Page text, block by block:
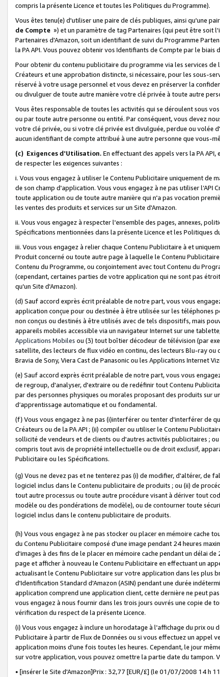
compris la présente Licence et toutes les Politiques du Programme).
Vous êtes tenu(e) d'utiliser une paire de clés publiques, ainsi qu'une
de Compte ») et un paramètre de tag Partenaires (qui peut être soit
Partenaires d'Amazon, soit un identifiant de suivi du Programme
la PA API. Vous pouvez obtenir vos Identifiants de Compte par le biais
Pour obtenir du contenu publicitaire du programme via les services
Créateurs et une approbation distincte, si nécessaire, pour les sous-
réservé à votre usage personnel et vous devez en préserver la
ou divulguer de toute autre manière votre clé privée à toute autre
Vous êtes responsable de toutes les activités qui se déroulent sous
ou par toute autre personne ou entité. Par conséquent, vous devez
votre clé privée, ou si votre clé privée est divulguée, perdue ou volée
aucun identifiant de compte attribué à une autre personne que vous-
(c) Exigences d'Utilisation. En effectuant des appels vers la PA
de respecter les exigences suivantes :
i. Vous vous engagez à utiliser le Contenu Publicitaire uniquement de
de son champ d'application. Vous vous engagez à ne pas utiliser l’API
toute application ou de toute autre manière qui n'a pas vocation
les ventes des produits et services sur un Site d'Amazon.
ii. Vous vous engagez à respecter l'ensemble des pages, annexes,
Spécifications mentionnées dans la présente Licence et les Politiques
iii. Vous vous engagez à relier chaque Contenu Publicitaire à et
Produit concerné ou toute autre page à laquelle le Contenu
Contenu du Programme, ou conjointement avec tout Contenu du
(cependant, certaines parties de votre application qui ne sont pas
qu'un Site d'Amazon).
(d) Sauf accord exprès écrit préalable de notre part, vous vous
application conçue pour ou destinée à être utilisée sur les téléphones
non conçus ou destinés à être utilisés avec de tels dispositifs, mais
appareils mobiles accessible via un navigateur Internet sur une
Applications Mobiles ou (3) tout boîtier décodeur de télévision (par
satellite, des lecteurs de flux vidéo en continu, des lecteurs Blu-ray
Bravia de Sony, Viera Cast de Panasonic ou les Applications Internet
(e) Sauf accord exprès écrit préalable de notre part, vous vous
de regroup, d'analyser, d'extraire ou de redéfinir tout Contenu
par des personnes physiques ou morales proposant des produits sur
d’apprentissage automatique et ou fondamental.
(f) Vous vous engagez à ne pas (i)interférer ou tenter d'interférer de
Créateurs ou de la PA API ; (ii) compiler ou utiliser le Contenu
sollicité de vendeurs et de clients ou d'autres activités publicitaires ;
compris tout avis de propriété intellectuelle ou de droit exclusif,
Publicitaire ou les Spécifications.
(g) Vous ne devez pas et ne tenterez pas (i) de modifier, d'altérer, de
logiciel inclus dans le Contenu publicitaire de produits ; ou (ii) de
tout autre processus ou toute autre procédure visant à dériver tout
modèle ou des pondérations de modèle), ou de contourner toute
logiciel inclus dans le contenu publicitaire de produits.
(h) Vous vous engagez à ne pas stocker ou placer en mémoire cache
du Contenu Publicitaire composé d'une image pendant 24 heures
d'images à des fins de le placer en mémoire cache pendant un délai
page et afficher à nouveau le Contenu Publicitaire en effectuant un
actualisant le Contenu Publicitaire sur votre application dans les plus
d'Identification Standard d'Amazon (ASIN) pendant une durée
application comprend une application client, cette dernière ne peut
vous engagez à nous fournir dans les trois jours ouvrés une copie de
vérification du respect de la présente Licence.
(i) Vous vous engagez à inclure un horodatage à l'affichage du prix
Publicitaire à partir de Flux de Données ou si vous effectuez un appel
application moins d'une fois toutes les heures. Cependant, le jour
sur votre application, vous pouvez omettre la partie date du tampon.
• [insérer le Site d'Amazon]Prix : 32,77 [EUR/£] (le 01/07/2008 14 h